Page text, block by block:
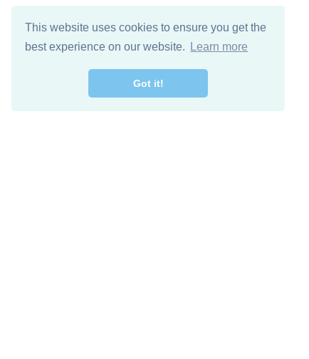
This website uses cookies to ensure you get the
best experience on our website.
Learn more
Got it!